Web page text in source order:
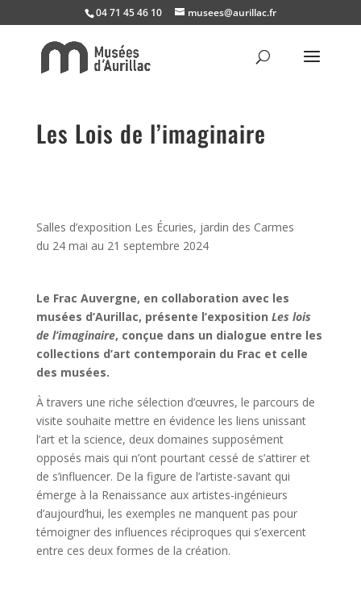
04 71 45 46 10 musees@aurillac.fr
Les Lois de l’imaginaire
Salles d’exposition Les Écuries, jardin des Carmes
du 24 mai au 21 septembre 2024
Le Frac Auvergne, en collaboration avec les
musées d’Aurillac, présente l’exposition Les lois
de l’imaginaire, conçue dans un dialogue entre les
collections d’art contemporain du Frac et celle
des musées.
À travers une riche sélection d’œuvres, le parcours de
visite souhaite mettre en évidence les liens unissant
l’art et la science, deux domaines supposément
opposés mais qui n’ont pourtant cessé de s’attirer et
de s’influencer. De la figure de l’artiste-savant qui
émerge à la Renaissance aux artistes-ingénieurs
d’aujourd’hui, les exemples ne manquent pas pour
témoigner des influences réciproques qui s’exercent
entre ces deux formes de la création.